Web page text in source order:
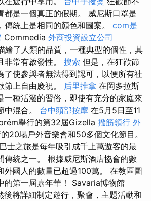
都是一個真正的假期。 威尼斯口罩是
傳統上是相同的顏色和圖案。 com是
Commedia 外商投資設立公司
繪了人類的品質，一種典型的個性，其
非常有啟發性。 搜索 但是，在狂歡節
了使參與者無法得到認可，以便所有社
節上自由慶祝。 后里推拿 在岡多拉斯
一種活潑的習俗，即使有充分的家庭來
中混合。 台中頭部按摩 在5月5日至11
舉行的第32屆Gizella 撥筋領行 外
20場戶外音樂會和50多個文化節目。
士之旅是每年吸引成千上萬遊客的最
傳統之一。 根據威尼斯酒店協會的數
外國人的數量已超過100萬。 在教區圖
的第一屆嘉年華！ Savaria博物館
將詳細制定遊行，聚會，主題活動和